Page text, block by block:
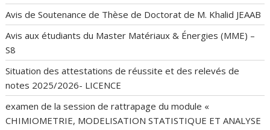
Avis de Soutenance de Thèse de Doctorat de M. Khalid JEAAB
Avis aux étudiants du Master Matériaux & Énergies (MME) –
S8
Situation des attestations de réussite et des relevés de
notes 2025/2026- LICENCE
examen de la session de rattrapage du module «
CHIMIOMETRIE, MODELISATION STATISTIQUE ET ANALYSE